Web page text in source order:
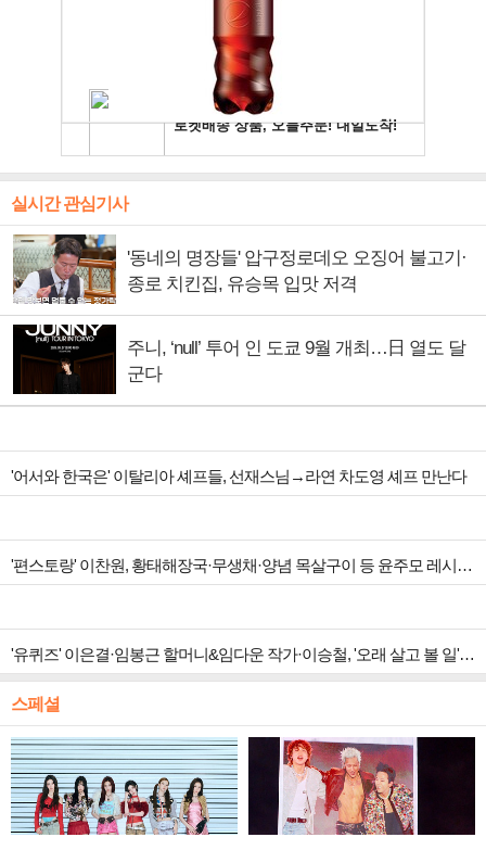
실시간 관심기사
'동네의 명장들' 압구정로데오 오징어 불고기·
종로 치킨집, 유승목 입맛 저격
주니, ‘null’ 투어 인 도쿄 9월 개최…日 열도 달
군다
'어서와 한국은' 이탈리아 셰프들, 선재스님→라연 차도영 셰프 만난다
'편스토랑' 이찬원, 황태해장국·무생채·양념 목살구이 등 윤주모 레시피 섭렵
'유퀴즈' 이은결·임봉근 할머니&임다운 작가·이승철, '오래 살고 볼 일' 특집 출격
스페셜